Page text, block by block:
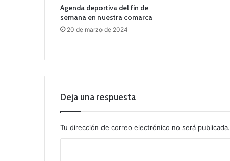
Agenda deportiva del fin de
semana en nuestra comarca
20 de marzo de 2024
Deja una respuesta
Tu dirección de correo electrónico no será publicada.